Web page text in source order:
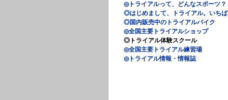
◎トライアルって、どんなスポーツ？
◎はじめまして、トライアル。いち
◎国内販売中のトライアルバイク
◎全国主要トライアルショップ
◎トライアル体験スクール
◎全国主要トライアル練習場
◎トライアル情報・情報誌